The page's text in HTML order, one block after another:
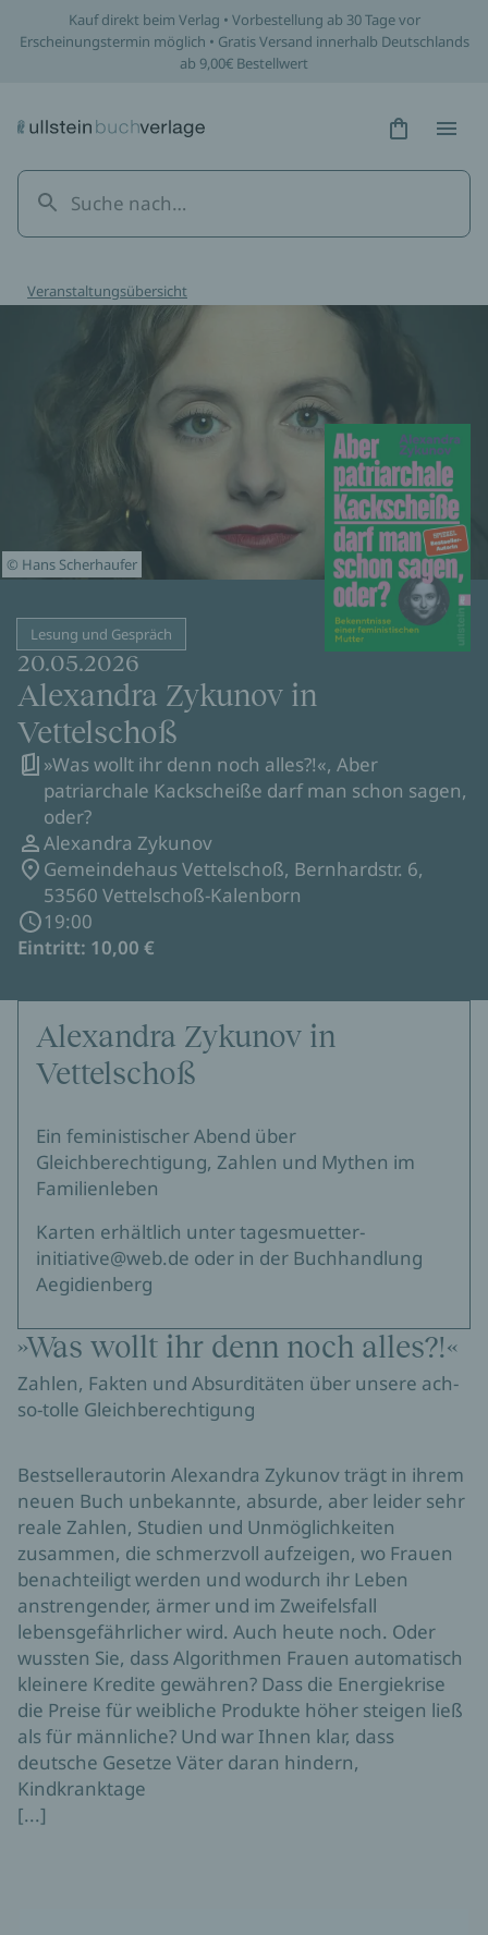
Kauf direkt beim Verlag • Vorbestellung ab 30 Tage vor
Erscheinungstermin möglich • Gratis Versand innerhalb Deutschlands
ab 9,00€ Bestellwert
Hidden
Veranstaltungsübersicht
© Hans Scherhaufer
Lesung und Gespräch
20.05.2026
Alexandra Zykunov in
Vettelschoß
»Was wollt ihr denn noch alles?!«, Aber
patriarchale Kackscheiße darf man schon sagen,
oder?
Alexandra Zykunov
Gemeindehaus Vettelschoß, Bernhardstr. 6,
53560 Vettelschoß-Kalenborn
19:00
Eintritt: 10,00 €
Alexandra Zykunov in
Vettelschoß
Ein feministischer Abend über
Gleichberechtigung, Zahlen und Mythen im
Familienleben
Karten erhältlich unter tagesmuetter-
initiative@web.de oder in der Buchhandlung
Aegidienberg
»Was wollt ihr denn noch alles?!«
Zahlen, Fakten und Absurditäten über unsere ach-
so-tolle Gleichberechtigung
Bestsellerautorin Alexandra Zykunov trägt in ihrem
neuen Buch unbekannte, absurde, aber leider sehr
reale Zahlen, Studien und Unmöglichkeiten
zusammen, die schmerzvoll aufzeigen, wo Frauen
benachteiligt werden und wodurch ihr Leben
anstrengender, ärmer und im Zweifelsfall
lebensgefährlicher wird. Auch heute noch. Oder
wussten Sie, dass Algorithmen Frauen automatisch
kleinere Kredite gewähren? Dass die Energiekrise
die Preise für weibliche Produkte höher steigen ließ
als für männliche? Und war Ihnen klar, dass
deutsche Gesetze Väter daran hindern,
Kindkranktage
[...]